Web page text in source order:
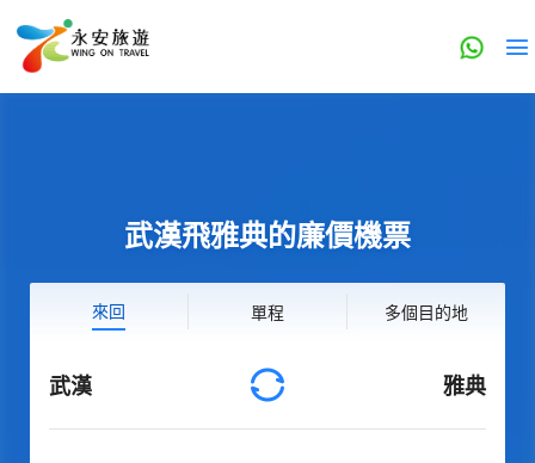
武漢飛雅典的廉價機票
來回 單程 多個目的地
武漢 雅典